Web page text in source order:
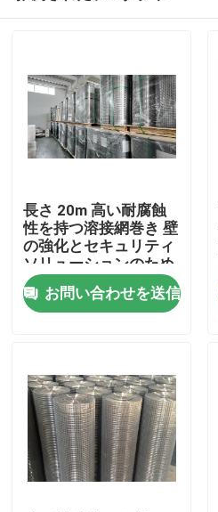
家へ
製品
わたしたち に つい て
工場 ツアー
長さ 20m 高い耐腐蝕
性を持つ溶接網巻き 壁
の強化とセキュリティ
ソリューションのため
の理想的な
お問い合わせを送信